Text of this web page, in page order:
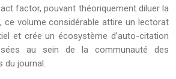
factor, pouvant théoriquement diluer la
ce volume considérable attire un lectorat
et crée un écosystème d’auto-citation
au sein de la communauté des
du journal.